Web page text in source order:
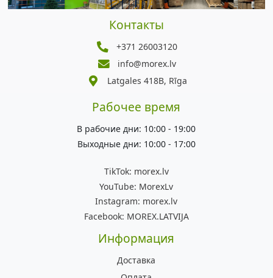
Контакты
+371 26003120
info@morex.lv
Latgales 418B, Rīga
Рабочее время
В рабочие дни: 10:00 - 19:00
Выходные дни: 10:00 - 17:00
TikTok: morex.lv
YouTube: MorexLv
Instagram: morex.lv
Facebook: MOREX.LATVIJA
Информация
Доставка